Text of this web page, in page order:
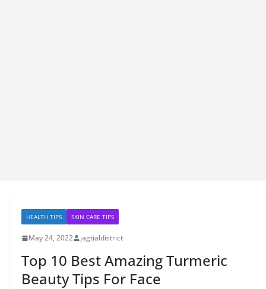
HEALTH TIPS SKIN CARE TIPS
May 24, 2022 jagtialdistrict
Top 10 Best Amazing Turmeric
Beauty Tips For Face